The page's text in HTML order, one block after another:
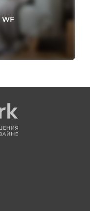
WF